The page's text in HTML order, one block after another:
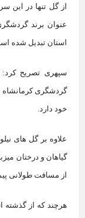
از گل تنها در این
عنوان برند
استان تبدیل شده
سپهری تصریح
گردشگری
خود دارد.
علاوه بر گل های
گیاهان و درختان
از مسافت طولانی
هرچند که از گذشته